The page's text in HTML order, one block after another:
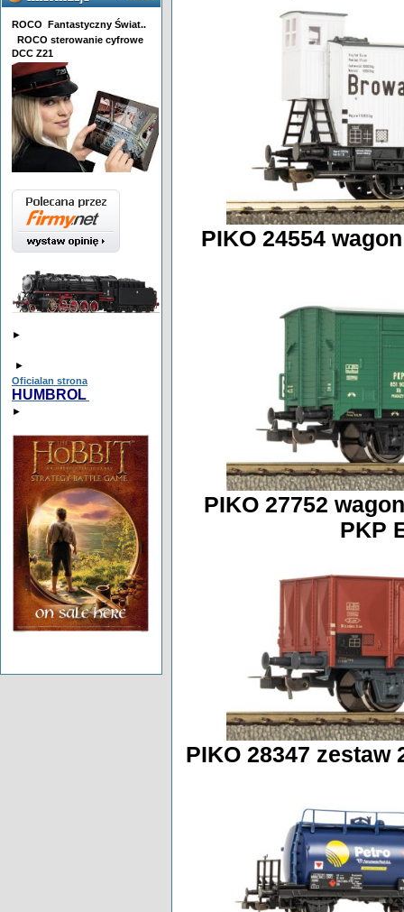
ROCO Fantastyczny Świat..
ROCO sterowanie cyfrowe
DCC Z21
►
►
Oficialan strona
HUMBROL
►
PIKO 24554
PIKO 27752
PKP
PIKO 28347 zestaw